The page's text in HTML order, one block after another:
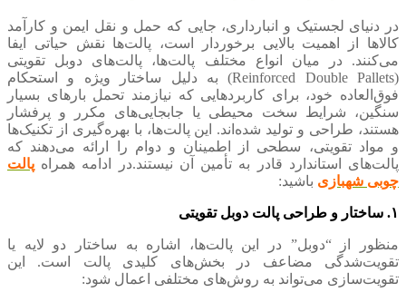
در دنیای لجستیک و انبارداری، جایی که حمل و نقل ایمن و کارآمد
کالاها از اهمیت بالایی برخوردار است، پالت‌ها نقش حیاتی ایفا
می‌کنند. در میان انواع مختلف پالت‌ها، پالت‌های دوبل تقویتی
(Reinforced Double Pallets) به دلیل ساختار ویژه و استحکام
فوق‌العاده خود، برای کاربردهایی که نیازمند تحمل بارهای بسیار
سنگین، شرایط سخت محیطی یا جابجایی‌های مکرر و پرفشار
هستند، طراحی و تولید شده‌اند. این پالت‌ها، با بهره‌گیری از تکنیک‌ها
و مواد تقویتی، سطحی از اطمینان و دوام را ارائه می‌دهند که
پالت‌های استاندارد قادر به تأمین آن نیستند.در ادامه همراه پالت
چوبی شهبازی باشید:
۱. ساختار و طراحی پالت دوبل تقویتی
منظور از “دوبل” در این پالت‌ها، اشاره به ساختار دو لایه یا
تقویت‌شدگی مضاعف در بخش‌های کلیدی پالت است. این
تقویت‌سازی می‌تواند به روش‌های مختلفی اعمال شود: